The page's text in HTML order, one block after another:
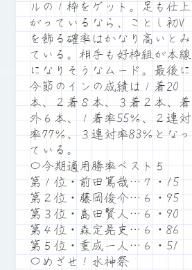
ルの１枠をゲット。足も仕上
がっているなら、ことし初V
を飾る確率はかなり高いとみ
ている。相手も好枠組が本線
になりそうなムード。最後に
今節のインの成績は１着20
本、２着８本、３着２本、着
外６本、１着率55％、２連対
率77％、３連対率83％となっ
ている。
〇今期適用勝率ベスト５
第１位・前田篤哉…７・15
第２位・藤岡俊介…６・95
第３位・島田賢人…６・90
第４位・森定晃史…６・86
第５位・重成一人…６・51
〇めざせ！水神祭